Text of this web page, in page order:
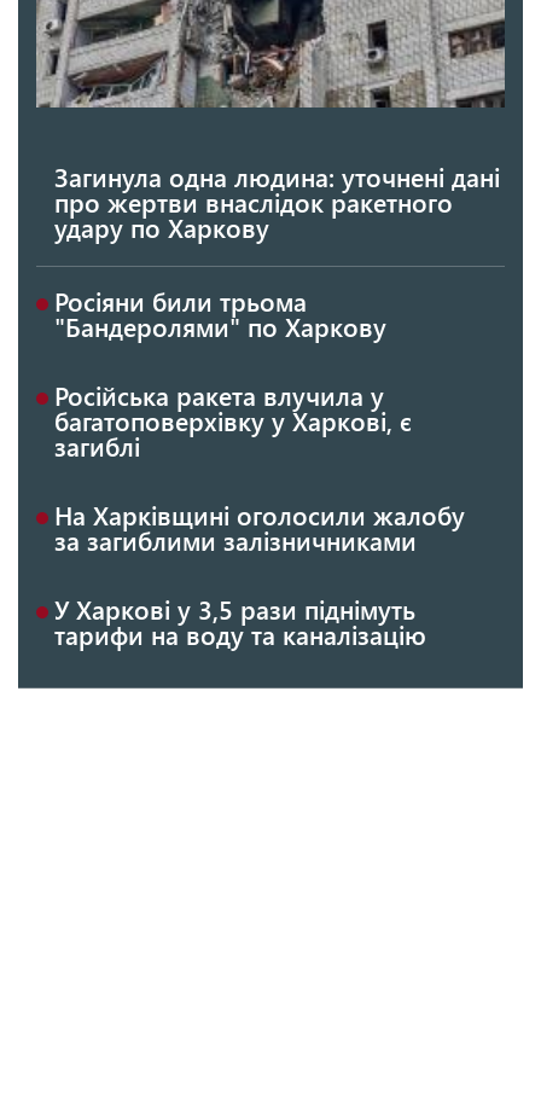
Загинула одна людина: уточнені дані
про жертви внаслідок ракетного
удару по Харкову
Росіяни били трьома
"Бандеролями" по Харкову
Російська ракета влучила у
багатоповерхівку у Харкові, є
загиблі
На Харківщині оголосили жалобу
за загиблими залізничниками
У Харкові у 3,5 рази піднімуть
тарифи на воду та каналізацію